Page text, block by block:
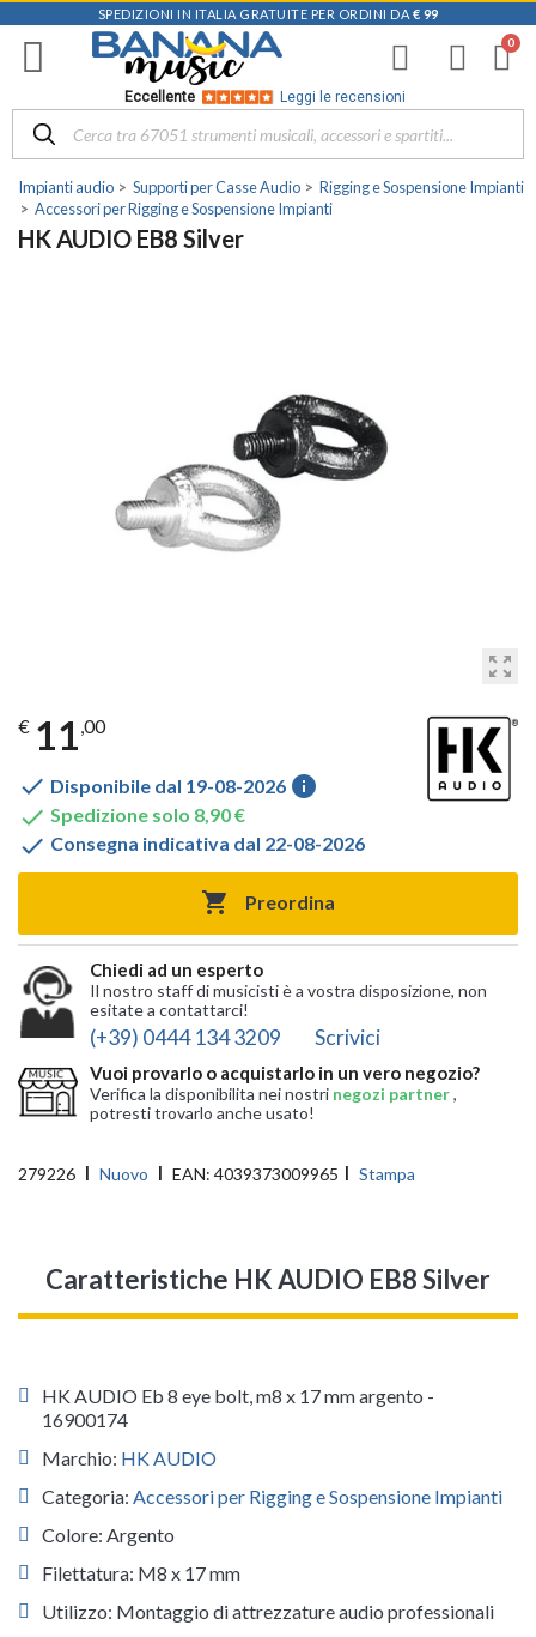
SPEDIZIONI IN ITALIA GRATUITE PER ORDINI DA € 99
Eccellente Leggi le recensioni
Impianti audio Supporti per Casse Audio
Rigging e Sospensione Impianti
Accessori per Rigging e Sospensione Impianti
HK AUDIO EB8 Silver
zoom_out_map
€ 11,00
 Disponibile dal 19-08-2026 info
 Spedizione solo 8,90 €
 Consegna indicativa dal 22-08-2026
 Preordina
Chiedi ad un esperto
Il nostro staff di musicisti è a vostra disposizione, non
esitate a contattarci!
(+39) 0444 134 3209 Scrivici
Vuoi provarlo o acquistarlo in un vero negozio?
Verifica la disponibilita nei nostri negozi partner,
potresti trovarlo anche usato!
279226 Nuovo EAN: 4039373009965 Stampa
Caratteristiche HK AUDIO EB8 Silver
HK AUDIO Eb 8 eye bolt, m8 x 17 mm argento -
16900174
Marchio: HK AUDIO
Categoria: Accessori per Rigging e Sospensione Impianti
Colore: Argento
Filettatura: M8 x 17 mm
Utilizzo: Montaggio di attrezzature audio professionali